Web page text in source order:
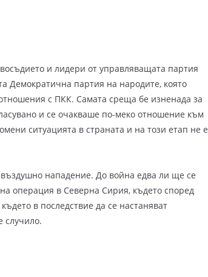
и лидери от управляващата партия
Демократична партия на народите, която
с ПКК. Самата среща бе изненада за
и се очакваше по-меко отношение към
ситуацията в страната и на този етап не е
нападение. До война едва ли ще се
операция в Северна Сирия, където според
в последствие да се настаняват
случило.